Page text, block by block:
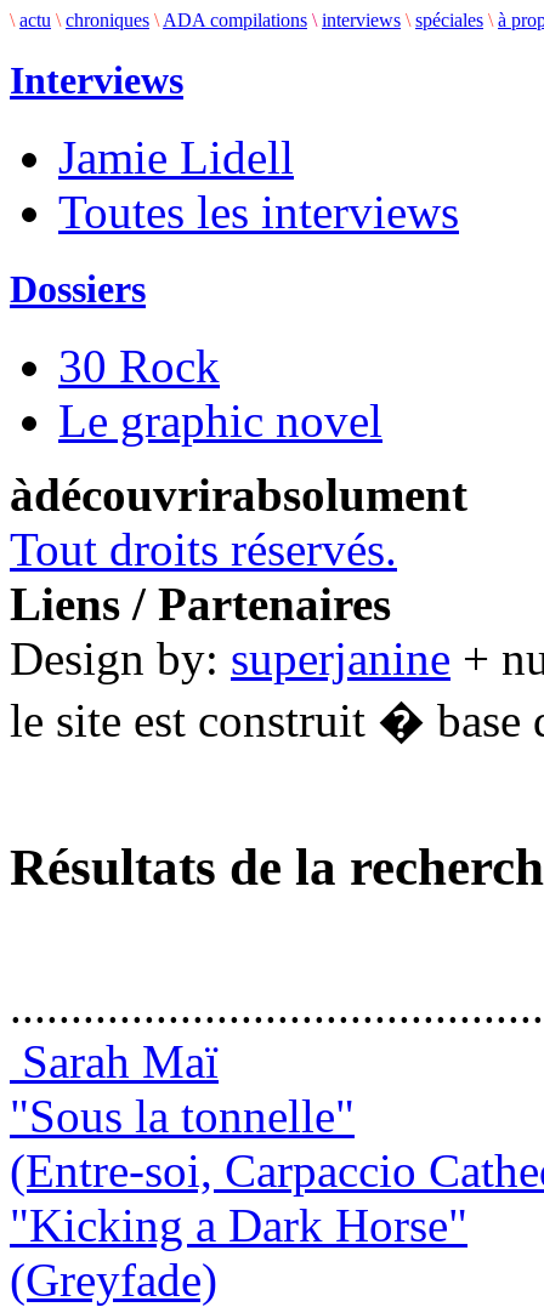
\ actu \ chroniques \ ADA compilations \ interviews \ spéciales \ à
Interviews
Jamie Lidell
Toutes les interviews
Dossiers
30 Rock
Le graphic novel
àdécouvrirabsolument
Tout droits réservés.
Liens / Partenaires
Design by: superjanine +
le site est construit � base
Résultats de la
Sarah Maï
"Sous la tonnelle"
(Entre-soi, Carpaccio
"Kicking a Dark Horse"
(Greyfade)